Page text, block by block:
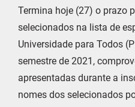
Termina hoje (27) o prazo
selecionados na lista de
Universidade para Todos
semestre de 2021,
apresentadas durante a
nomes dos selecionados